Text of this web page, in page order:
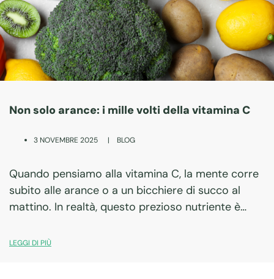
Non solo arance: i mille volti della vitamina C
3 NOVEMBRE 2025 | BLOG
Quando pensiamo alla vitamina C, la mente corre
subito alle arance o a un bicchiere di succo al
mattino. In realtà, questo prezioso nutriente è
raffreddore: è un…
LEGGI DI PIÙ